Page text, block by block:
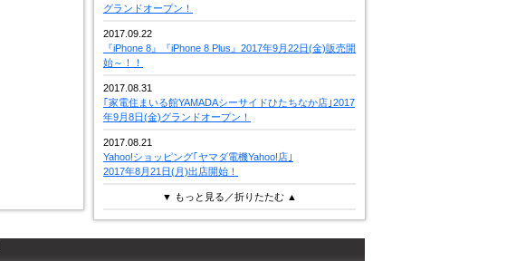
グランドオープン！
2017.09.22
『iPhone 8』『iPhone 8 Plus』2017年9月22日(金)販売開
始～！！
2017.08.31
｢家電住まいる館YAMADAシーサイドひたちなか店｣2017
年9月8日(金)グランドオープン！
2017.08.21
Yahoo!ショッピング｢ヤマダ電機Yahoo!店｣
2017年8月21日(月)出店開始！
▼ もっと見る／折りたたむ ▲